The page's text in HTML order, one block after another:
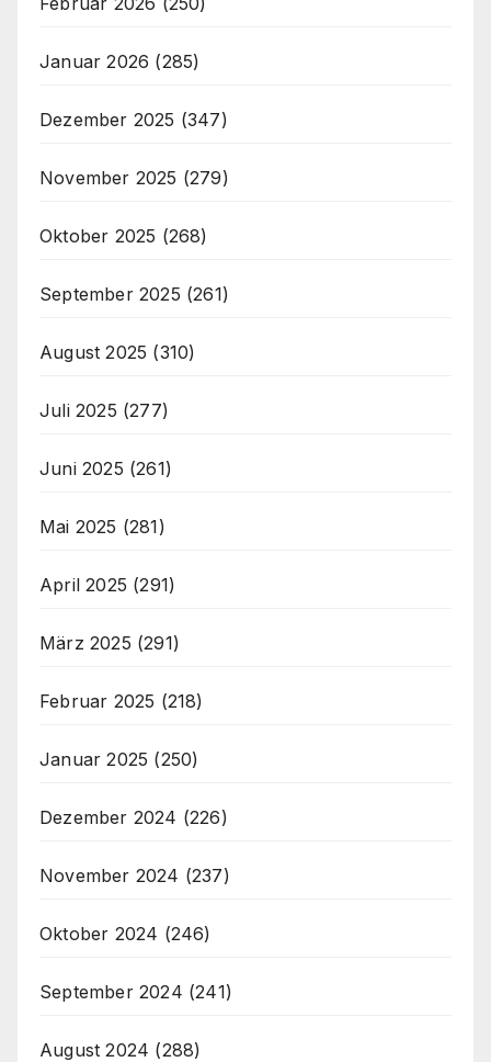
Januar 2026 (285)
Dezember 2025 (347)
November 2025 (279)
Oktober 2025 (268)
September 2025 (261)
August 2025 (310)
Juli 2025 (277)
Juni 2025 (261)
Mai 2025 (281)
April 2025 (291)
März 2025 (291)
Februar 2025 (218)
Januar 2025 (250)
Dezember 2024 (226)
November 2024 (237)
Oktober 2024 (246)
September 2024 (241)
August 2024 (288)